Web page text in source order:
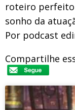
roteiro
sonho da
Por podcast
Compartilhe